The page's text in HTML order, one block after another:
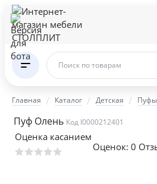
Поиск по товарам
Главная Каталог Детская Пуфы
Пуф Олень Код I0000212401
Оценка касанием
Оценок: 0